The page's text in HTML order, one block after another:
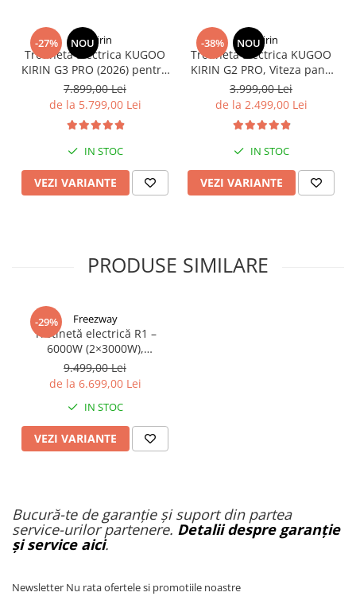
-27% NOU
KuKirin
Trotineta Electrica KUGOO
KIRIN G3 PRO (2026) pentru
Teren Accidentat (Off-Road
Electric Scooter) - Motor
Dual 2x1200W, Autonomie
de 80km, Viteză Până la
65km/h, Baterie 52V 23.2Ah
7.899,00 Lei
de la 5.799,00 Lei
IN STOC
VEZI VARIANTE
-38% NOU
KuKirin
Trotineta Electrica KUGOO
KIRIN G2 PRO, Viteza pana
la 45km/h, Autonomie
55Km, Motor 600W, 48V
15Ah
3.999,00 Lei
de la 2.499,00 Lei
IN STOC
VEZI VARIANTE
PRODUSE SIMILARE
-29% Freezway
Trotinetă electrică R1 –
6000W (2×3000W),
autonomie 100 km, viteză
90 km/h, suspensie dublă,
frâne hidraulice
9.499,00 Lei
de la 6.699,00 Lei
IN STOC
VEZI VARIANTE
Bucură-te de garanție și suport din partea
service-urilor partenere. Detalii despre garanție
și service aici.
Newsletter Nu rata ofertele si promotiile noastre